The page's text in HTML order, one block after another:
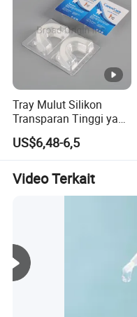
Tray Mulut Silikon
Transparan Tinggi yang
Sudah Diisi untuk
Pemutihan Gigi
US$6,48-6,5
Video Terkait